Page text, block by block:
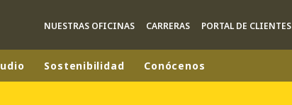
NUESTRAS OFICINAS CARRERAS PORTAL DE CLIENTES
Sostenibilidad Conócenos